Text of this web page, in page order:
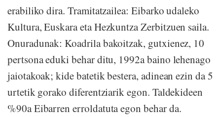
erabiliko dira. Tramitatzailea: Eibarko udaleko
Kultura, Euskara eta Hezkuntza Zerbitzuen saila.
Onuradunak: Koadrila bakoitzak, gutxienez, 10
pertsona eduki behar ditu, 1992a baino lehenago
jaiotakoak; kide batetik bestera, adinean ezin da 5
urtetik gorako diferentziarik egon. Taldekideen
%90a Eibarren erroldatuta egon behar da.